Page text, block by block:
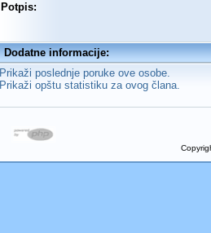
Potpis:
Dodatne informacije:
Prikaži poslednje poruke ove osobe.
Prikaži opštu statistiku za ovog člana.